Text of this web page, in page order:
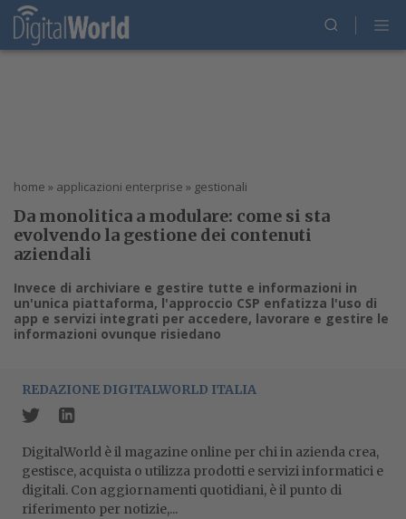
home » applicazioni enterprise » gestionali
Da monolitica a modulare: come si sta
evolvendo la gestione dei contenuti
aziendali
Invece di archiviare e gestire tutte e informazioni in
un'unica piattaforma, l'approccio CSP enfatizza l'uso di
app e servizi integrati per accedere, lavorare e gestire le
informazioni ovunque risiedano
REDAZIONE DIGITALWORLD ITALIA
DigitalWorld è il magazine online per chi in azienda crea,
gestisce, acquista o utilizza prodotti e servizi informatici e
digitali. Con aggiornamenti quotidiani, è il punto di
riferimento per notizie,...